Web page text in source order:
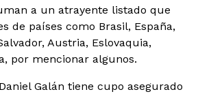
a un atrayente listado que
de países como Brasil, España,
Austria, Eslovaquia,
por mencionar algunos.
Galán tiene cupo asegurado